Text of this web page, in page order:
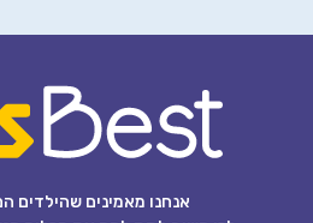
אנחנו מאמינים שהילדים